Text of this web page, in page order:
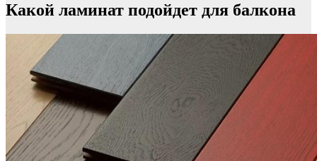
Какой ламинат подойдет для балкона